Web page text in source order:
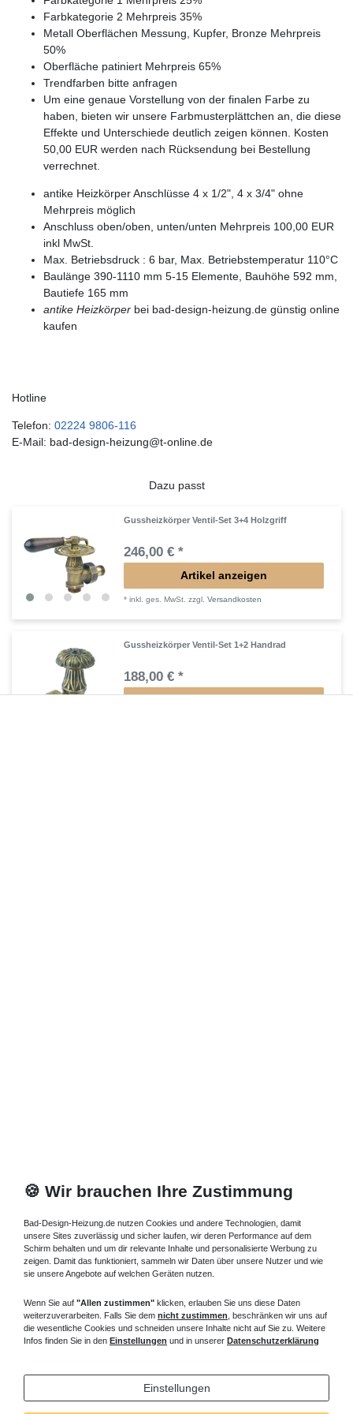
Farbkategorie 2 Mehrpreis 35%
Metall Oberflächen Messung, Kupfer, Bronze Mehrpreis
50%
Oberfläche patiniert Mehrpreis 65%
Trendfarben bitte anfragen
Um eine genaue Vorstellung von der finalen Farbe zu
haben, bieten wir unsere Farbmusterplättchen an, die diese
Effekte und Unterschiede deutlich zeigen können. Kosten
50,00 EUR werden nach Rücksendung bei Bestellung
verrechnet.
antike Heizkörper Anschlüsse 4 x 1/2", 4 x 3/4" ohne
Mehrpreis möglich
Anschluss oben/oben, unten/unten Mehrpreis 100,00 EUR
inkl MwSt.
Max. Betriebsdruck : 6 bar, Max. Betriebstemperatur 110°C
Baulänge 390-1110 mm 5-15 Elemente, Bauhöhe 592 mm,
Bautiefe 165 mm
antike Heizkörper bei bad-design-heizung.de günstig online
kaufen
Hotline
Telefon: 02224 9806-116
E-Mail: bad-design-heizung@t-online.de
Dazu passt
Gussheizkörper Ventil-Set 3+4 Holzgriff
246,00 € *
Artikel anzeigen
*inkl. ges. MwSt. zzgl.Versandkosten
Gussheizkörper Ventil-Set 1+2 Handrad
188,00 € *
🍪 Wir brauchen Ihre Zustimmung
Bad-Design-Heizung.de nutzen Cookies und andere Technologien, damit
unsere Sites zuverlässig und sicher laufen, wir deren Performance auf dem
Schirm behalten und um dir relevante Inhalte und personalisierte Werbung zu
zeigen. Damit das funktioniert, sammeln wir Daten über unsere Nutzer und wie
sie unsere Angebote auf welchen Geräten nutzen.
Wenn Sie auf "Allen zustimmen" klicken, erlauben Sie uns diese Daten
weiterzuverarbeiten. Falls Sie dem nicht zustimmen , beschränken wir uns auf
die wesentliche Cookies und schneiden unsere Inhalte nicht auf Sie zu. Weitere
Infos finden Sie in den Einstellungen und in unserer Datenschutzerklärung
Einstellungen